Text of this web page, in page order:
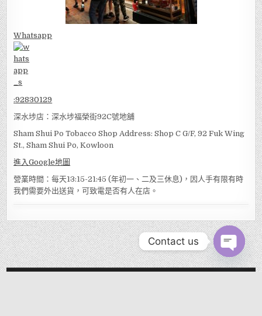
Whatsapp
:92830129
深水埗店：深水埗福榮街92C號地舖
Sham Shui Po Tobacco Shop Address: Shop C G/F, 92 Fuk Wing
St., Sham Shui Po, Kowloon
進入Google地圖
營業時間：每天13:15-21:45 (年初一、二及三休息)，因人手有限有時
我們需要外出送貨，可致電是否有人在店。
Contact us
OPEN
CHATY